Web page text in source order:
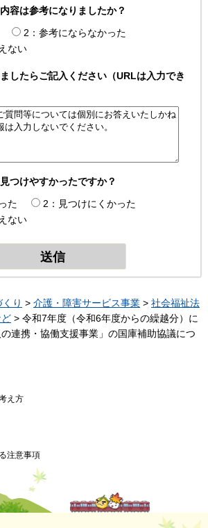
容は参考になりましたか？
2：参考にならなかった
ない
したらご記入ください（URLは入力でき
つけやすかったですか？
た
2：見つけにくかった
ない
り > 介護・障害サービス事業 > 社会福祉法
> 令和7年度（令和6年度からの繰越分）に
連携・協働支援事業」の国庫補助協議につ
え方
注意事項